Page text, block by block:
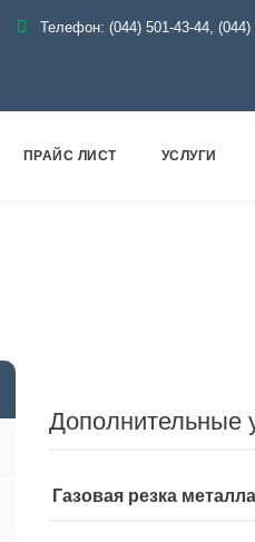
Телефон: (044) 501-43-44, (044)
ПРАЙС ЛИСТ УСЛУГИ
Дополнительные
Газовая резка металла